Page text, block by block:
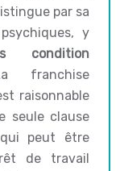
par sa
y
condition
franchise
raisonnable
seule clause
peut être
de travail